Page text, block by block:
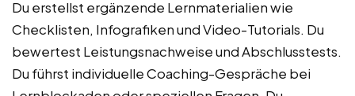
Du erstellst ergänzende Lernmaterialien wie
Checklisten, Infografiken und Video-Tutorials. Du
bewertest Leistungsnachweise und Abschlusstests.
Du führst individuelle Coaching-Gespräche bei